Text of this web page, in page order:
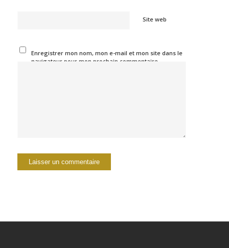
Site web
Enregistrer mon nom, mon e-mail et mon site dans le
navigateur pour mon prochain commentaire.